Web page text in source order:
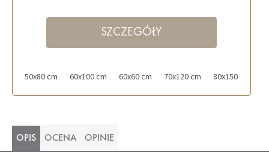
SZCZEGÓŁY
50x80 cm 60x100 cm 60x60 cm 70x120 cm 80x150 cm
OPIS OCENA OPINIE